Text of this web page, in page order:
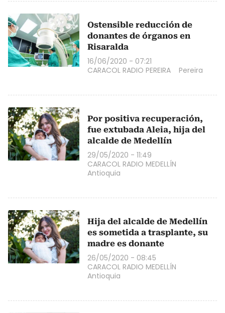
Ostensible reducción de
donantes de órganos en
Risaralda
16/06/2020 - 07:21
CARACOL RADIO PEREIRA
Pereira
Por positiva recuperación,
fue extubada Aleia, hija del
alcalde de Medellín
29/05/2020 - 11:49
CARACOL RADIO MEDELLÍN
Antioquia
Hija del alcalde de Medellín
es sometida a trasplante, su
madre es donante
26/05/2020 - 08:45
CARACOL RADIO MEDELLÍN
Antioquia